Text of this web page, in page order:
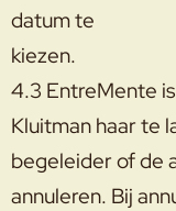
datum te
kiezen.
4.3 EntreMente
Kluitman haar te
begeleider of de
annuleren. Bij